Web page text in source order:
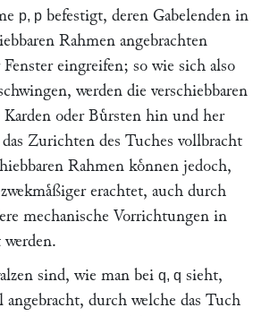
p, p befestigt, deren Gabelenden in
Rahmen angebrachten
eingreifen; so wie sich also
werden die verschiebbaren
oder Buͤrsten hin und her
Zurichten des Tuches vollbracht
Rahmen koͤnnen jedoch,
erachtet, auch durch
mechanische Vorrichtungen in
werden.
sind, wie man bei q, q sieht,
angebracht, durch welche das Tuch